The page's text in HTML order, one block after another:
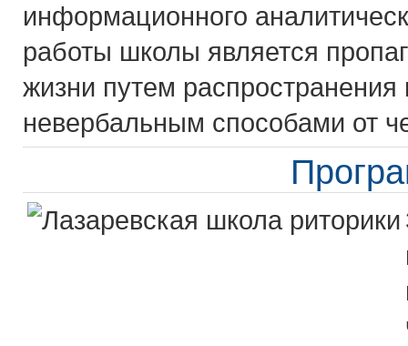
информационного
работы школы является
жизни путем
невербальным способами от